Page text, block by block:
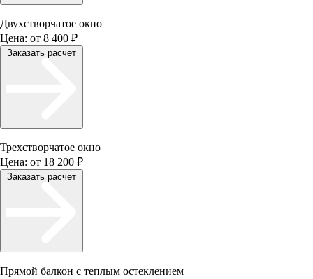
Двухстворчатое окно
Цена: от 8 400 ₽
Заказать расчет
Трехстворчатое окно
Цена: от 18 200 ₽
Заказать расчет
Прямой балкон с теплым остеклением